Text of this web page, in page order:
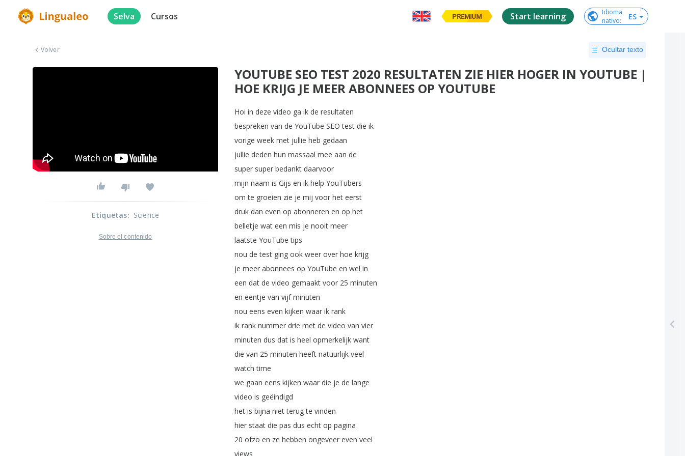
Selva Cursos PREMIUM Start learning
Idioma
nativo: ES
Volver Ocultar texto
YOUTUBE SEO TEST 2020 RESULTATEN ZIE HIER HOGER IN YOUTUBE |
HOE KRIJG JE MEER ABONNEES OP YOUTUBE
Hoi in deze video ga ik de resultaten
bespreken van de YouTube SEO test die ik
vorige week met jullie heb gedaan
jullie deden hun massaal mee aan de
super super bedankt daarvoor
mijn naam is Gijs en ik help YouTubers
om te groeien zie je mij voor het eerst
druk dan even op abonneren en op het
belletje wat een mis je nooit meer
laatste YouTube tips
nou de test ging ook weer over hoe krijg
je meer abonnees op YouTube en wel in
een dat de video gemaakt voor 25 minuten
en eentje van vijf minuten
nou eens even kijken waar ik rank
ik rank nummer drie met de video van vier
minuten dus dat is heel opmerkelijk want
die van 25 minuten heeft natuurlijk veel
watch time
we gaan eens kijken waar die je de lange
video is geëindigd
het is bijna niet terug te vinden
hier staat die pas dus echt op pagina
20 ofzo en ze hebben ongeveer even veel
views
Etiquetas: Science
Sobre el contenido